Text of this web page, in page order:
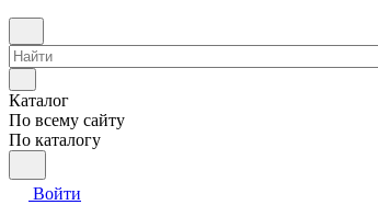
Каталог
По всему сайту
По каталогу
Войти